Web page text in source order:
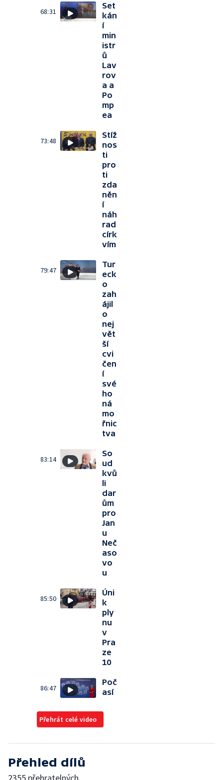
68:31
Set
kán
í
min
istr
ů
Lav
rov
a a
Po
mp
ea
73:48
Stíž
nos
ti
pro
ti
zda
něn
í
náh
rad
círk
vím
79:47
Tur
eck
o
zah
ájil
o
nej
vět
ší
cvi
čen
í
své
ho
ná
mo
řnic
tva
83:14
So
ud
kvů
li
dar
ům
pro
Jan
u
Neč
aso
vo
u
85:50
Úni
k
ply
nu
v
Pra
ze
10
86:47
Poč
así
Přehrát celé video
Přehled dílů